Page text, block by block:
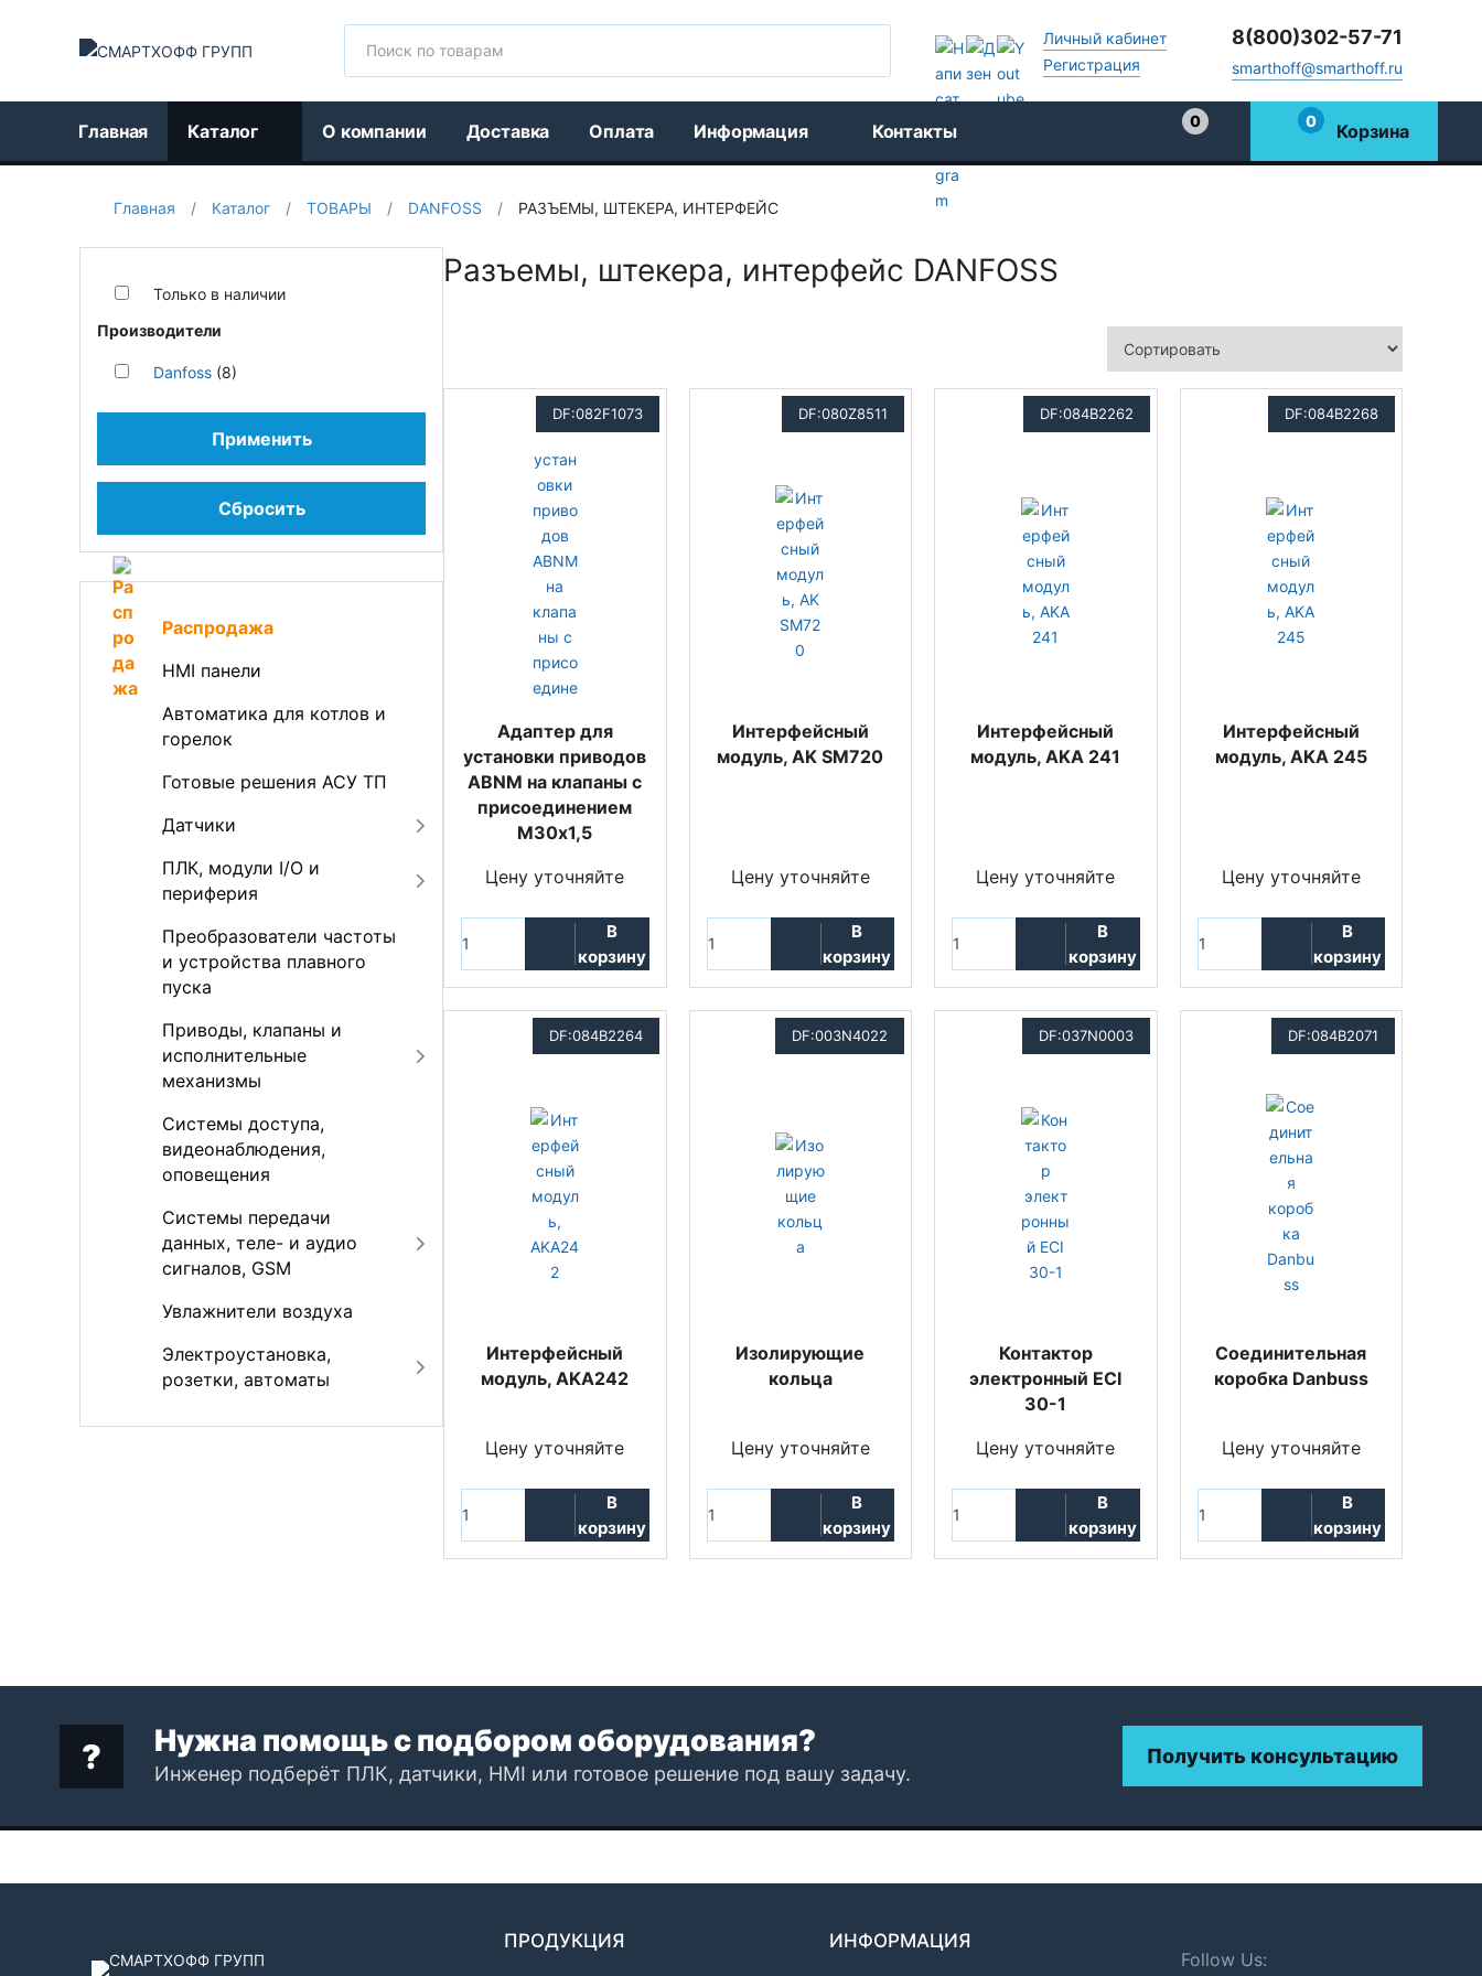
Личный кабинет
Регистрация
8(800)302-57-71
smarthoff@smarthoff.ru
Главная Каталог О компании Доставка Оплата Информация Контакты
0
0 Корзина
Главная / Каталог / ТОВАРЫ / DANFOSS / РАЗЪЕМЫ, ШТЕКЕРА, ИНТЕРФЕЙС
Только в наличии
Производители
Danfoss (8)
Применить
Сбросить
Распродажа
HMI панели
Автоматика для котлов и
горелок
Готовые решения АСУ ТП
Датчики
ПЛК, модули I/O и
периферия
Преобразователи частоты
и устройства плавного
пуска
Приводы, клапаны и
исполнительные
механизмы
Системы доступа,
видеонаблюдения,
оповещения
Системы передачи
данных, теле- и аудио
сигналов, GSM
Увлажнители воздуха
Электроустановка,
розетки, автоматы
Разъемы, штекера, интерфейс DANFOSS
DF:082F1073
Адаптер для
установки приводов
ABNM на клапаны с
присоединением
М30х1,5
Цену уточняйте
В
корзину
DF:080Z8511
Интерфейсный
модуль, AK SM720
Цену уточняйте
В
корзину
DF:084B2262
Интерфейсный
модуль, AKA 241
Цену уточняйте
В
корзину
DF:084B2268
Интерфейсный
модуль, AKA 245
Цену уточняйте
В
корзину
DF:084B2264
Интерфейсный
модуль, AKA242
Цену уточняйте
В
корзину
DF:003N4022
Изолирующие
кольца
Цену уточняйте
В
корзину
DF:037N0003
Контактор
электронный ECI
30-1
Цену уточняйте
В
корзину
DF:084B2071
Соединительная
коробка Danbuss
Цену уточняйте
В
корзину
Нужна помощь с подбором оборудования?
Инженер подберёт ПЛК, датчики, HMI или готовое решение под вашу задачу.
Получить консультацию
ПРОДУКЦИЯ ИНФОРМАЦИЯ
Follow Us: